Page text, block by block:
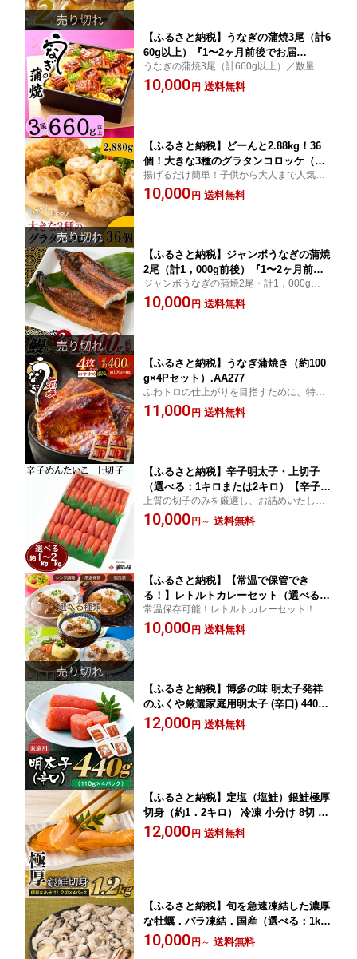
【ふるさと納税】うなぎの蒲焼3尾（計6
60g以上）『1〜2ヶ月前後でお届
け！！』 鰻 たれ 山椒．A1432
うなぎの蒲焼3尾（計660g以上）／数量限
定
10,000 円 送料無料
【ふるさと納税】どーんと2.88kg！36
個！大きな3種のグラタンコロッケ（か
に・えび・鮭チーズ）.A1434
揚げるだけ簡単！子供から大人まで人気の
「グラタンコロッケ」3種の味をお届け♪
10,000 円 送料無料
【ふるさと納税】ジャンボうなぎの蒲焼
2尾（計1，000g前後）『1〜2ヶ月前後
でお届け！！』鰻 たれ 山椒.A1470
ジャンボうなぎの蒲焼2尾・計1，000g前
後！！
10,000 円 送料無料
【ふるさと納税】うなぎ蒲焼き（約100
g×4Pセット）.AA277
ふわトロの仕上がりを目指すために、特殊
な製法で旨味を閉じ込めました
11,000 円 送料無料
【ふるさと納税】辛子明太子・上切子
（選べる：1キロまたは2キロ）【辛子明
太子】
上質の切子のみを厳選し、お詰めいたしま
した
10,000 円 ～ 送料無料
【ふるさと納税】【常温で保管でき
る！】レトルトカレーセット（選べる種
類）
常温保存可能！レトルトカレーセット！
10,000 円 送料無料
【ふるさと納税】博多の味 明太子発祥
のふくや厳選家庭用明太子 (辛口) 440g
(110g×4パック)訳あり 小分け 辛子明太
子 めんたいこ【辛子明太子】 .AB167
12,000 円 送料無料
【ふるさと納税】定塩（塩鮭）銀鮭極厚
切身（約1．2キロ） 冷凍 小分け 8切 お
かず 弁当 .AB204
12,000 円 送料無料
【ふるさと納税】旬を急速凍結した濃厚
な牡蠣．バラ凍結．国産（選べる：1k
g〜3kg）【北海道・沖縄・離島へ配送
不可】
10,000 円 ～ 送料無料